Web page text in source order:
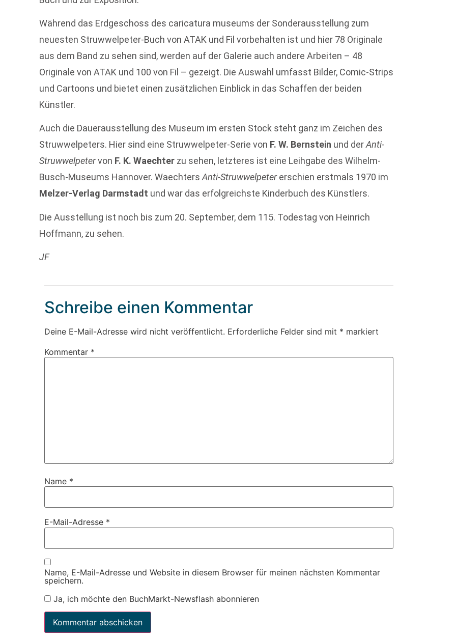
Während das Erdgeschoss des caricatura museums der Sonderausstellung zum
neuesten Struwwelpeter-Buch von ATAK und Fil vorbehalten ist und hier 78 Originale
aus dem Band zu sehen sind, werden auf der Galerie auch andere Arbeiten – 48
Originale von ATAK und 100 von Fil – gezeigt. Die Auswahl umfasst Bilder, Comic-Strips
und Cartoons und bietet einen zusätzlichen Einblick in das Schaffen der beiden
Künstler.
Auch die Dauerausstellung des Museum im ersten Stock steht ganz im Zeichen des
Struwwelpeters. Hier sind eine Struwwelpeter-Serie von F. W. Bernstein und derAnti-
Struwwelpetervon F. K. Waechter zu sehen, letzteres ist eine Leihgabe des Wilhelm-
Busch-Museums Hannover. WaechtersAnti-Struwwelpetererschien erstmals 1970 im
Melzer-Verlag Darmstadt und war das erfolgreichste Kinderbuch des Künstlers.
Die Ausstellung ist noch bis zum 20. September, dem 115. Todestag von Heinrich
Hoffmann, zu sehen.
JF
Schreibe einen Kommentar
Deine E-Mail-Adresse wird nicht veröffentlicht. Erforderliche Felder sind mit * markiert
Kommentar *
Name *
E-Mail-Adresse *
Name, E-Mail-Adresse und Website in diesem Browser für meinen nächsten Kommentar
speichern.
Ja, ich möchte den BuchMarkt-Newsflash abonnieren